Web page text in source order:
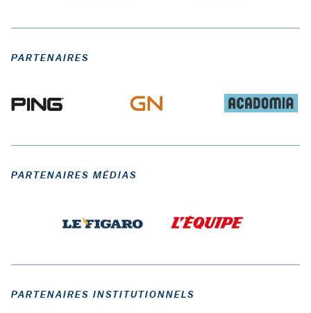
PARTENAIRES
PARTENAIRES MÉDIAS
PARTENAIRES INSTITUTIONNELS